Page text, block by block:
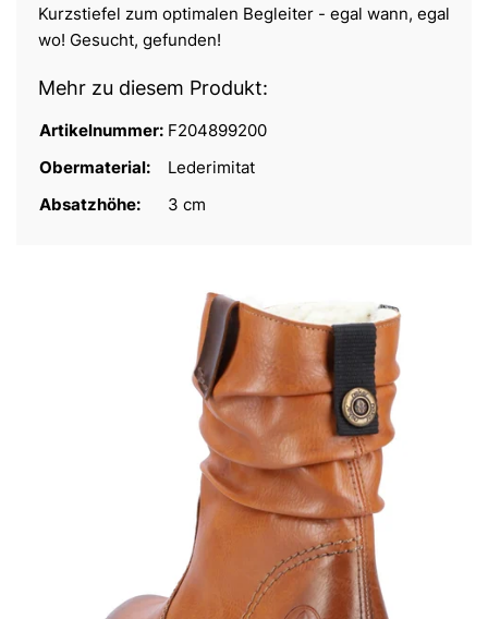
Kurzstiefel zum optimalen Begleiter - egal wann, egal
wo! Gesucht, gefunden!
Mehr zu diesem Produkt:
Artikelnummer: F204899200
Obermaterial:
Lederimitat
Absatzhöhe:
3 cm